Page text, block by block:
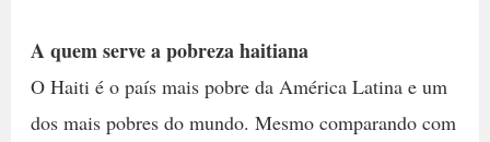
A quem serve a pobreza haitiana
O Haiti é o país mais pobre da América Latina e um
dos mais pobres do mundo. Mesmo comparando com